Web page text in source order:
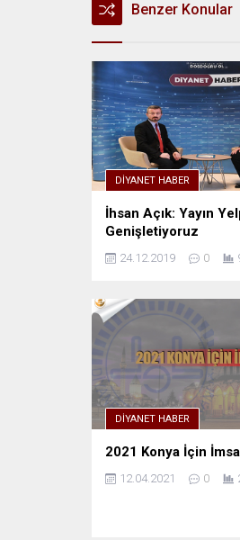
Benzer Konular
DIYANET HABER
İhsan Açık: Yayın
Genişletiyoruz
24.12.2019 0
DIYANET HABER
2021 Konya İçin
12.04.2021 0